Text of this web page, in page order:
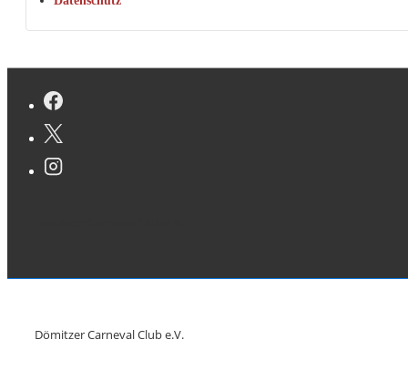
Dömitzer Carneval Club e.V.